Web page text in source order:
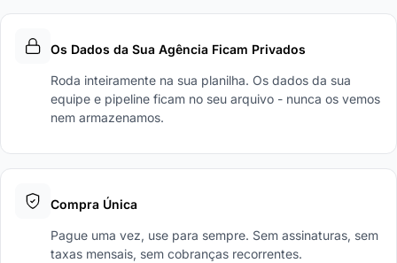
Os Dados da Sua Agência Ficam Privados
Roda inteiramente na sua planilha. Os dados da sua
equipe e pipeline ficam no seu arquivo - nunca os vemos
nem armazenamos.
Compra Única
Pague uma vez, use para sempre. Sem assinaturas, sem
taxas mensais, sem cobranças recorrentes.